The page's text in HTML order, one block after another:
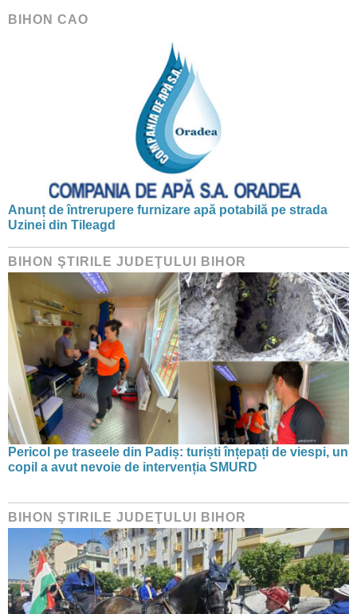
BIHON CAO
Anunț de întrerupere furnizare apă potabilă pe strada
Uzinei din Tileagd
BIHON ŞTIRILE JUDEŢULUI BIHOR
Pericol pe traseele din Padiș: turiști înțepați de viespi, un
copil a avut nevoie de intervenția SMURD
BIHON ŞTIRILE JUDEŢULUI BIHOR